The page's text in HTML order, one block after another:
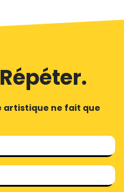
artistique ne fait que